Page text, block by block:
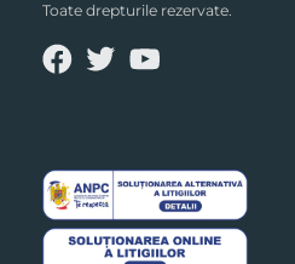
Toate drepturile rezervate.